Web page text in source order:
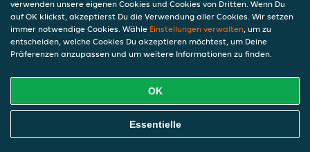
Tortellini gefüllt mit Prosciutto in
Käse-Sahnesauce
Tortellini gefüllt mit Prosciutto in Käse-
Sahnesauce
12,50 €
Online Essen Bestellen
verwenden unsere eigenen Cookies und Cookies von Dritten. Wenn Du
auf OK klickst, akzeptierst Du die Verwendung aller Cookies. Wir setzen
immer notwendige Cookies. Wähle Einstellungen verwalten, um zu
entscheiden, welche Cookies Du akzeptieren möchtest, um Deine
Präferenzen anzupassen und um weitere Informationen zu finden.
OK
Essentielle